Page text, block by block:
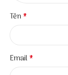
Tên*
Email*